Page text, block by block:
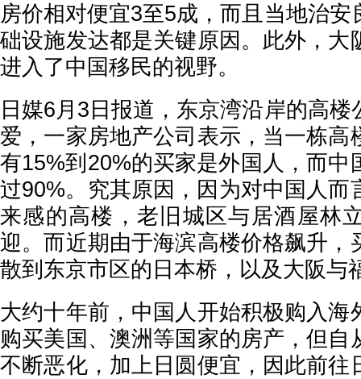
房价相对便宜3至5成，而且当地治安
础设施发达都是关键原因。此外，大
进入了中国移民的视野。
日媒6月3日报道，东京湾沿岸的高
爱，一家房地产公司表示，当一栋高
有15%到20%的买家是外国人，而中
过90%。究其原因，因为对中国人而
来感的高楼，老旧城区与居酒屋林
迎。而近期由于海滨高楼价格飙升，
散到东京市区的日本桥，以及大阪与
大约十年前，中国人开始积极购入海
购买美国、澳洲等国家的房产，但自
不断恶化，加上日圆便宜，因此前往